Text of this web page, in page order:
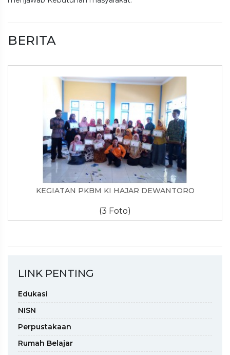
BERITA
KEGIATAN PKBM KI HAJAR DEWANTORO
(3 Foto)
LINK PENTING
Edukasi
NISN
Perpustakaan
Rumah Belajar